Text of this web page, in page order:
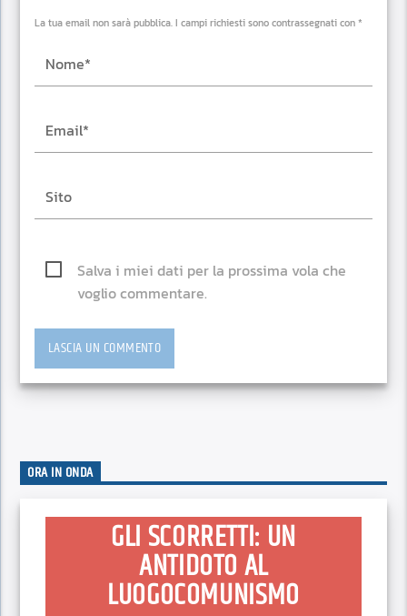
La tua email non sarà pubblica. I campi richiesti sono contrassegnati con *
Salva i miei dati per la prossima vola che
voglio commentare.
ORA IN ONDA
GLI SCORRETTI: UN
ANTIDOTO AL
LUOGOCOMUNISMO